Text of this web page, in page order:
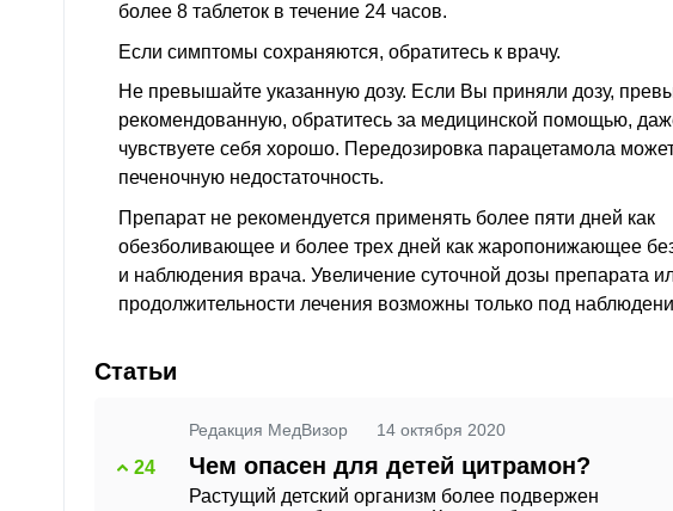
более 8 таблеток в течение 24 часов.
Если симптомы сохраняются, обратитесь к врачу.
Не превышайте указанную дозу. Если Вы приняли дозу,
рекомендованную, обратитесь за медицинской помощью,
чувствуете себя хорошо. Передозировка парацетамола
печеночную недостаточность.
Препарат не рекомендуется применять более пяти дней как
обезболивающее и более трех дней как жаропонижающее
и наблюдения врача. Увеличение суточной дозы препарата
продолжительности лечения возможны только под
Статьи
24
Редакция МедВизор 14 октября 2020
Чем опасен для детей цитрамон?
Растущий детский организм более подвержен